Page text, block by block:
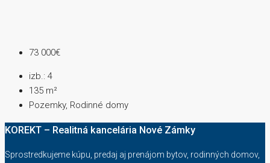
73 000€
izb.: 4
135 m²
Pozemky, Rodinné domy
KOREKT – Realitná kancelária Nové Zámky
Sprostredkujeme kúpu, predaj aj prenájom bytov, rodinných domov,